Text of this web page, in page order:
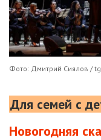
Фото: Дмитрий Сиялов /
Для семей с
Новогодняя